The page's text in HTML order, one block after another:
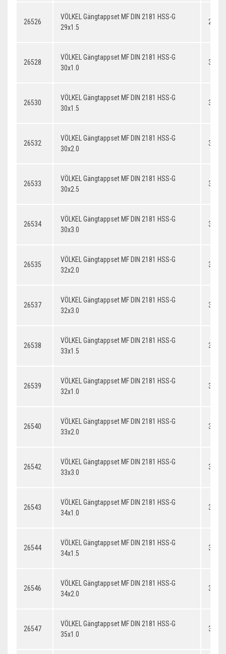
26526
VÖLKEL Gängtappset MF DIN 2181 HSS-G
29x1.5
26528
VÖLKEL Gängtappset MF DIN 2181 HSS-G
30x1.0
26530
VÖLKEL Gängtappset MF DIN 2181 HSS-G
30x1.5
26532
VÖLKEL Gängtappset MF DIN 2181 HSS-G
30x2.0
26533
VÖLKEL Gängtappset MF DIN 2181 HSS-G
30x2.5
26534
VÖLKEL Gängtappset MF DIN 2181 HSS-G
30x3.0
26535
VÖLKEL Gängtappset MF DIN 2181 HSS-G
32x2.0
26537
VÖLKEL Gängtappset MF DIN 2181 HSS-G
32x3.0
26538
VÖLKEL Gängtappset MF DIN 2181 HSS-G
33x1.5
26539
VÖLKEL Gängtappset MF DIN 2181 HSS-G
32x1.0
26540
VÖLKEL Gängtappset MF DIN 2181 HSS-G
33x2.0
26542
VÖLKEL Gängtappset MF DIN 2181 HSS-G
33x3.0
26543
VÖLKEL Gängtappset MF DIN 2181 HSS-G
34x1.0
26544
VÖLKEL Gängtappset MF DIN 2181 HSS-G
34x1.5
26546
VÖLKEL Gängtappset MF DIN 2181 HSS-G
34x2.0
26547
VÖLKEL Gängtappset MF DIN 2181 HSS-G
35x1.0